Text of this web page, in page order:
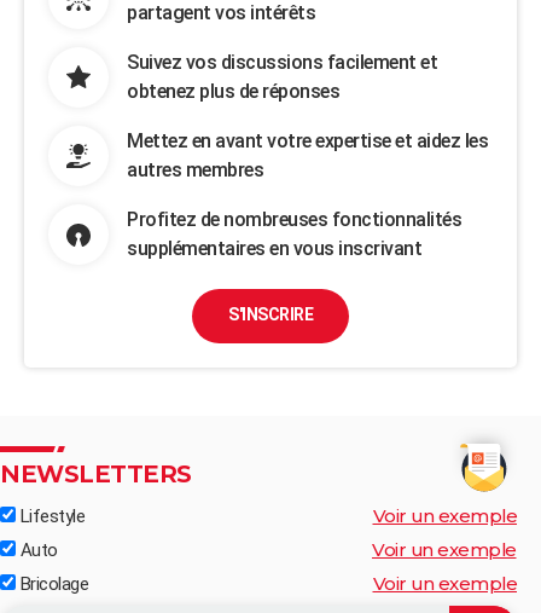
partagent vos intérêts
Suivez vos discussions facilement et
obtenez plus de réponses
Mettez en avant votre expertise et aidez les
autres membres
Profitez de nombreuses fonctionnalités
supplémentaires en vous inscrivant
S'INSCRIRE
NEWSLETTERS
Lifestyle Voir un exemple
Auto Voir un exemple
Bricolage Voir un exemple